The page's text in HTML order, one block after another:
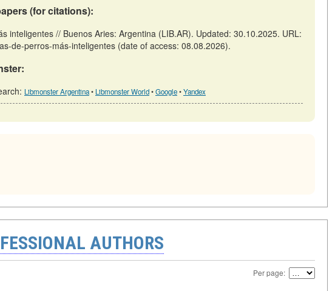
(for citations):
inteligentes // Buenos Aries: Argentina (LIB.AR). Updated: 30.10.2025. URL:
de-perros-más-inteligentes (date of access: 08.08.2026).
Libmonster Argentina• Libmonster World•Google•Yandex
AUTHORS
Per page: